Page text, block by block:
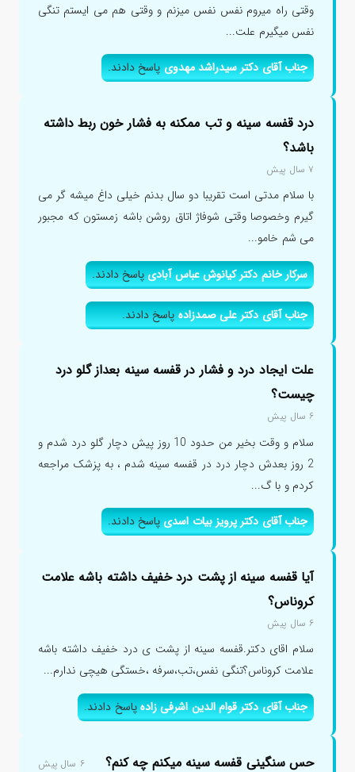
وقتی راه میروم نفس نفس میزنم و وقتی هم می ایستم تنگی
نفس میگیرم علت...
جناب آقای دکتر سیدراشد مهدویپاسخ دادند.
درد قفسه سینه و تب ممکنه به فشار خون ربط داشته
باشد؟
۷ سال پیش
با سلام مدتی است تقریبا دو سال بدنم خیلی داغ میشه گر می
گیرم وخصوصا وقتی شوفاژ اتاق روشن باشه زمستون که مجبور
می شم خامو...
سرکار خانم دکتر کیانوش عباس آبادیپاسخ دادند.
جناب آقای دکتر علی صمدزادهپاسخ دادند.
علت ایجاد درد و فشار در قفسه سینه بعداز گلو درد
چیست؟
۶ سال پیش
سلام و وقت بخیر من حدود 10 روز پیش دچار گلو درد شدم و
2 روز بعدش دچار درد در قفسه سینه شدم ، به پزشک مراجعه
کردم و با گ...
جناب آقای دکتر پرویز بیات اسدیپاسخ دادند.
آیا قفسه سینه از پشت درد خفیف داشته باشه علامت
کروناس؟
۶ سال پیش
سلام اقای دکتر.قفسه سینه از پشت ی درد خفیف داشته باشه
علامت کروناس؟تنگی نفس،تب،سرفه ،خستگی هیچی ندارم...
جناب آقای دکتر قوام الدین اشرفی زادهپاسخ دادند.
حس سنگینی قفسه سینه میکنم چه کنم؟ ۶ سال پیش